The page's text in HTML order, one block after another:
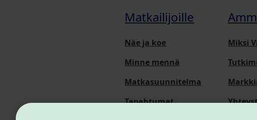
Matkailijoille
Näe ja koe
Minne mennä
Matkasuunnitelma
Tapahtumat
Miksi